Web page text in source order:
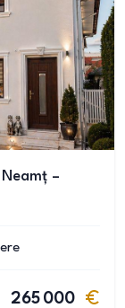
–
265 000